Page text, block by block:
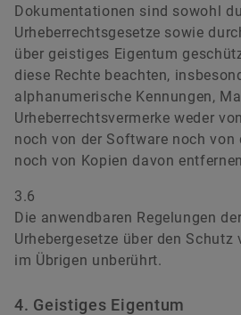
Dokumentationen sind sowohl
Urheberrechtsgesetze sowie
über geistiges Eigentum
diese Rechte beachten,
alphanumerische Kennungen,
Urheberrechtsvermerke weder
noch von der Software noch von
noch von Kopien davon
3.6
Die anwendbaren Regelungen
Urhebergesetze über den
im Übrigen unberührt.
4. Geistiges Eigentum